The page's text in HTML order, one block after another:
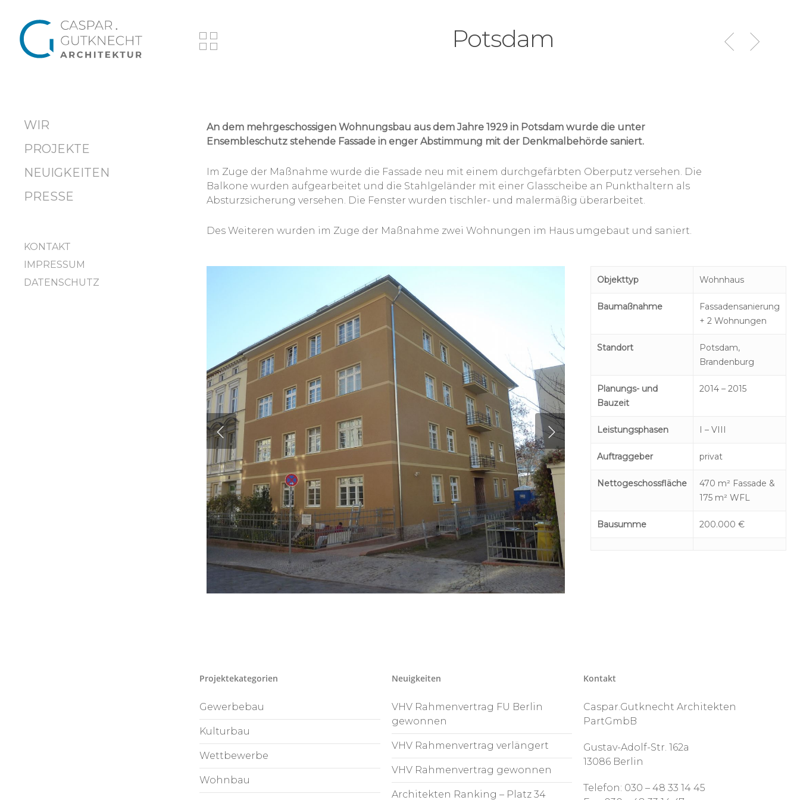
main
content
WIR
PROJEKTE
NEUIGKEITEN
PRESSE
KONTAKT
IMPRESSUM
DATENSCHUTZ
Potsdam
An dem mehrgeschossigen Wohnungsbau aus dem Jahre 1929 in Potsdam wurde die unter
Ensembleschutz stehende Fassade in enger Abstimmung mit der Denkmalbehörde saniert.
Im Zuge der Maßnahme wurde die Fassade neu mit einem durchgefärbten Oberputz versehen. Die
Balkone wurden aufgearbeitet und die Stahlgeländer mit einer Glasscheibe an Punkthaltern als
Absturzsicherung versehen. Die Fenster wurden tischler- und malermäßig überarbeitet.
Des Weiteren wurden im Zuge der Maßnahme zwei Wohnungen im Haus umgebaut und saniert.
Objekttyp Wohnhaus
Baumaßnahme
Fassadensanierung
+ 2 Wohnungen
Standort
Potsdam,
Brandenburg
Planungs- und
Bauzeit
2014 – 2015
Leistungsphasen I – VIII
Auftraggeber privat
Nettogeschossfläche
470 m² Fassade &
175 m² WFL
Bausumme 200.000 €
Projektekategorien
Gewerbebau
Kulturbau
Wettbewerbe
Wohnbau
Neuigkeiten
VHV Rahmenvertrag FU Berlin
gewonnen
VHV Rahmenvertrag verlängert
VHV Rahmenvertrag gewonnen
Architekten Ranking – Platz 34
Kontakt
Caspar.Gutknecht Architekten
PartGmbB
Gustav-Adolf-Str. 162a
13086 Berlin
Telefon: 030 – 48 33 14 45